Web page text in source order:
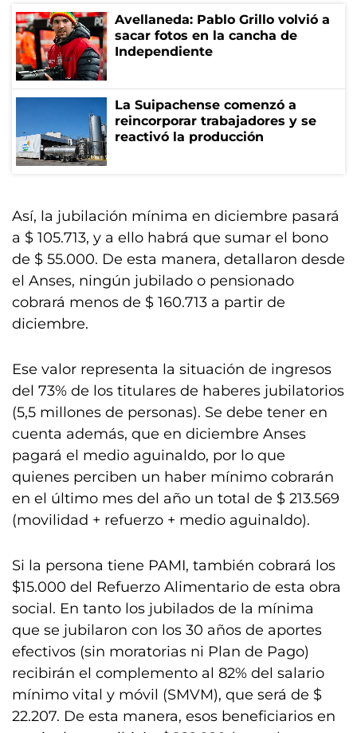
Avellaneda: Pablo Grillo volvió a
sacar fotos en la cancha de
Independiente
La Suipachense comenzó a
reincorporar trabajadores y se
reactivó la producción
Así, la jubilación mínima en diciembre pasará
a $ 105.713, y a ello habrá que sumar el bono
de $ 55.000. De esta manera, detallaron desde
el Anses, ningún jubilado o pensionado
cobrará menos de $ 160.713 a partir de
diciembre.
Ese valor representa la situación de ingresos
del 73% de los titulares de haberes jubilatorios
(5,5 millones de personas). Se debe tener en
cuenta además, que en diciembre Anses
pagará el medio aguinaldo, por lo que
quienes perciben un haber mínimo cobrarán
en el último mes del año un total de $ 213.569
(movilidad + refuerzo + medio aguinaldo).
Si la persona tiene PAMI, también cobrará los
$15.000 del Refuerzo Alimentario de esta obra
social. En tanto los jubilados de la mínima
que se jubilaron con los 30 años de aportes
efectivos (sin moratorias ni Plan de Pago)
recibirán el complemento al 82% del salario
mínimo vital y móvil (SMVM), que será de $
22.207. De esta manera, esos beneficiarios en